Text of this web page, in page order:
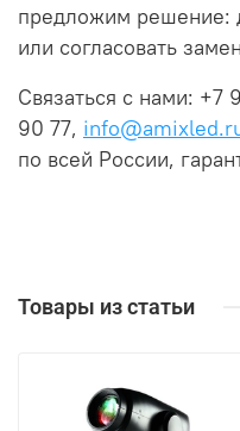
предложим решение:
или согласовать
Связаться с нами: +7
90 77,
по всей России,
Товары из статьи